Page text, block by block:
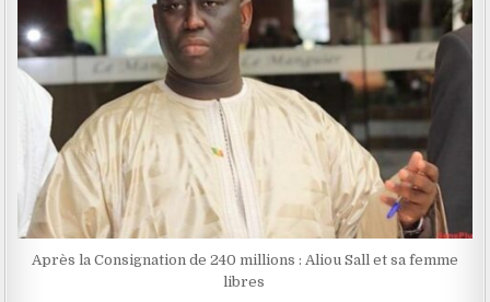
Après la Consignation de 240 millions : Aliou Sall et sa femme
libres ‎